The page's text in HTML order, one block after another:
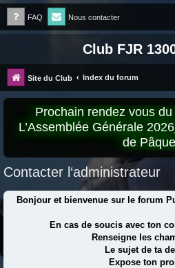
FAQ Nous contacter
Club FJR
Site du Club Index du forum
Prochain rendez vous
L’Assemblée Générale
de
Contacter l‘administrateur
Bonjour et bienvenue sur le forum
En cas de soucis avec ton
Renseigne les
Le sujet de ta
Expose ton